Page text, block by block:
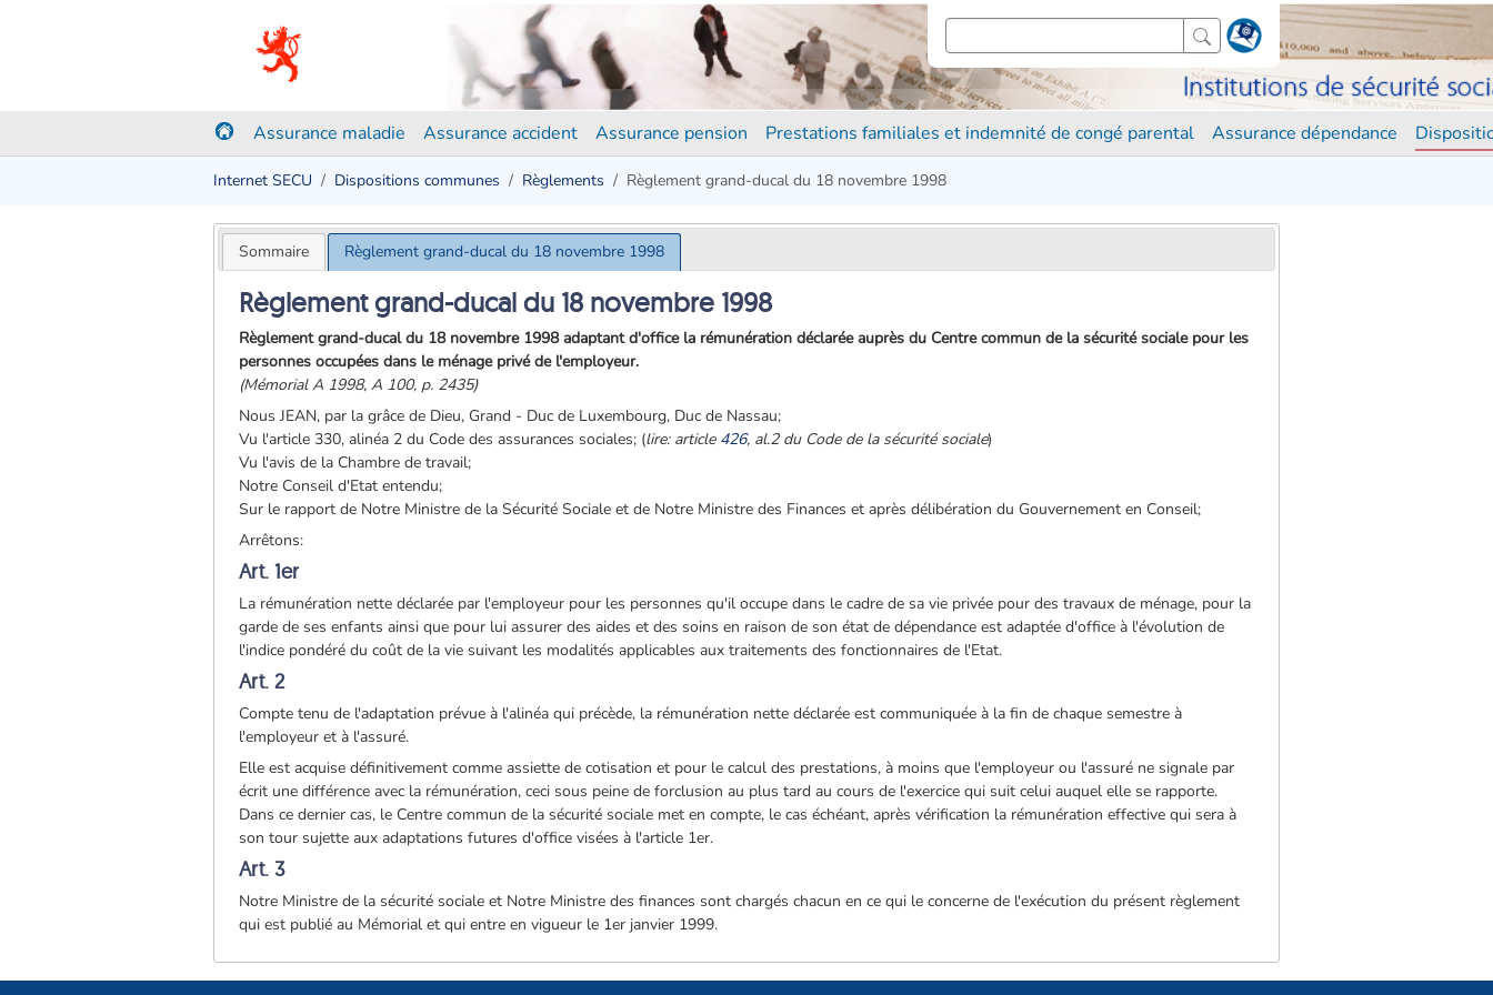
Assurance maladie Assurance accident Assurance pension Prestations familiales et indemnité de congé parental Assurance dépendance
Internet SECU Dispositions communes Règlements Règlement grand-ducal du 18 novembre 1998
Sommaire Règlement grand-ducal du 18 novembre 1998
Règlement grand-ducal du 18 novembre 1998
Règlement grand-ducal du 18 novembre 1998 adaptant d'office la rémunération déclarée auprès du Centre commun de la sécurité sociale pour les
personnes occupées dans le ménage privé de l'employeur.
(Mémorial A 1998, A 100, p. 2435)
Nous JEAN, par la grâce de Dieu, Grand - Duc de Luxembourg, Duc de Nassau;
Vu l'article 330, alinéa 2 du Code des assurances sociales; (lire: article 426, al.2 du Code de la sécurité sociale)
Vu l'avis de la Chambre de travail;
Notre Conseil d'Etat entendu;
Sur le rapport de Notre Ministre de la Sécurité Sociale et de Notre Ministre des Finances et après délibération du Gouvernement en Conseil;
Arrêtons:
Art. 1er
La rémunération nette déclarée par l'employeur pour les personnes qu'il occupe dans le cadre de sa vie privée pour des travaux de ménage, pour la
garde de ses enfants ainsi que pour lui assurer des aides et des soins en raison de son état de dépendance est adaptée d'office à l'évolution de
l'indice pondéré du coût de la vie suivant les modalités applicables aux traitements des fonctionnaires de l'Etat.
Art. 2
Compte tenu de l'adaptation prévue à l'alinéa qui précède, la rémunération nette déclarée est communiquée à la fin de chaque semestre à
l'employeur et à l'assuré.
Elle est acquise définitivement comme assiette de cotisation et pour le calcul des prestations, à moins que l'employeur ou l'assuré ne signale par
écrit une différence avec la rémunération, ceci sous peine de forclusion au plus tard au cours de l'exercice qui suit celui auquel elle se rapporte.
Dans ce dernier cas, le Centre commun de la sécurité sociale met en compte, le cas échéant, après vérification la rémunération effective qui sera à
son tour sujette aux adaptations futures d'office visées à l'article 1er.
Art. 3
Notre Ministre de la sécurité sociale et Notre Ministre des finances sont chargés chacun en ce qui le concerne de l'exécution du présent règlement
qui est publié au Mémorial et qui entre en vigueur le 1er janvier 1999.